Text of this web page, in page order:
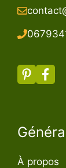
À propos